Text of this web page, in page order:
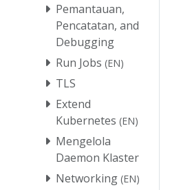
Pemantauan,
Pencatatan, and
Debugging
Run Jobs (EN)
TLS
Extend
Kubernetes (EN)
Mengelola
Daemon Klaster
Networking (EN)